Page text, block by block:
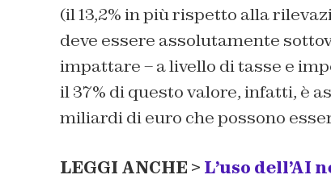
(il 13,2% in più rispetto alla
deve essere assolutamente
impattare – a livello di tasse e
il 37% di questo valore, infatti, è
miliardi di euro che possono
LEGGI ANCHE > L’uso dell’AI